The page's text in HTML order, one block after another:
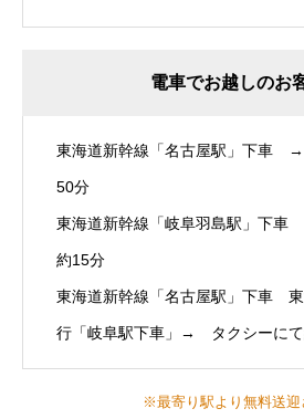
電車でお越しのお
東海道新幹線「名古屋駅」下車
50分
東海道新幹線「岐阜羽島駅」下
約15分
東海道新幹線「名古屋駅」下車
行「岐阜駅下車」→ タクシーに
※最寄り駅より無料送迎